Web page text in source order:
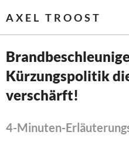
AXEL TROOST
Startseite
Leitlinien linker
Kürzungspolitik
verschärft!
4-Minuten-